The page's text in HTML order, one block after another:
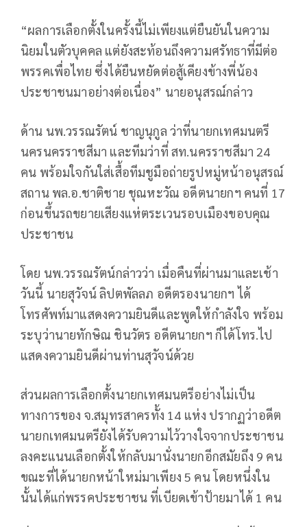
“ผลการเลือกตั้งในครั้งนี้ไม่เพียงแต่ยืนยันในความ
นิยมในตัวบุคคล แต่ยังสะท้อนถึงความศรัทธาที่มีต่อ
พรรคเพื่อไทย ซึ่งได้ยืนหยัดต่อสู้เคียงข้างพี่น้อง
ประชาชนมาอย่างต่อเนื่อง” นายอนุสรณ์กล่าว
ด้าน นพ.วรรณรัตน์ ชาญนุกูล ว่าที่นายกเทศมนตรี
นครนครราชสีมา และทีมว่าที่ สท.นครราชสีมา 24
คน พร้อมใจกันใส่เสื้อทีมชูมือถ่ายรูปหมู่หน้าอนุสรณ์
สถาน พล.อ.ชาติชาย ชุณหะวัณ อดีตนายกฯ คนที่ 17
ก่อนขึ้นรถขยายเสียงแห่ตระเวนรอบเมืองขอบคุณ
ประชาชน
โดย นพ.วรรณรัตน์กล่าวว่า เมื่อคืนที่ผ่านมาและเช้า
วันนี้ นายสุวัจน์ ลิปตพัลลภ อดีตรองนายกฯ ได้
โทรศัพท์มาแสดงความยินดีและพูดให้กำลังใจ พร้อม
ระบุว่านายทักษิณ ชินวัตร อดีตนายกฯ ก็ได้โทร.ไป
แสดงความยินดีผ่านท่านสุวัจน์ด้วย
ส่วนผลการเลือกตั้งนายกเทศมนตรีอย่างไม่เป็น
ทางการของ จ.สมุทรสาครทั้ง 14 แห่ง ปรากฏว่าอดีต
นายกเทศมนตรียังได้รับความไว้วางใจจากประชาชน
ลงคะแนนเลือกตั้งให้กลับมานั่งนายกอีกสมัยถึง 9 คน
ขณะที่ได้นายกหน้าใหม่มาเพียง 5 คน โดยหนึ่งใน
นั้นได้แก่พรรคประชาชน ที่เบียดเข้าป้ายมาได้ 1 คน